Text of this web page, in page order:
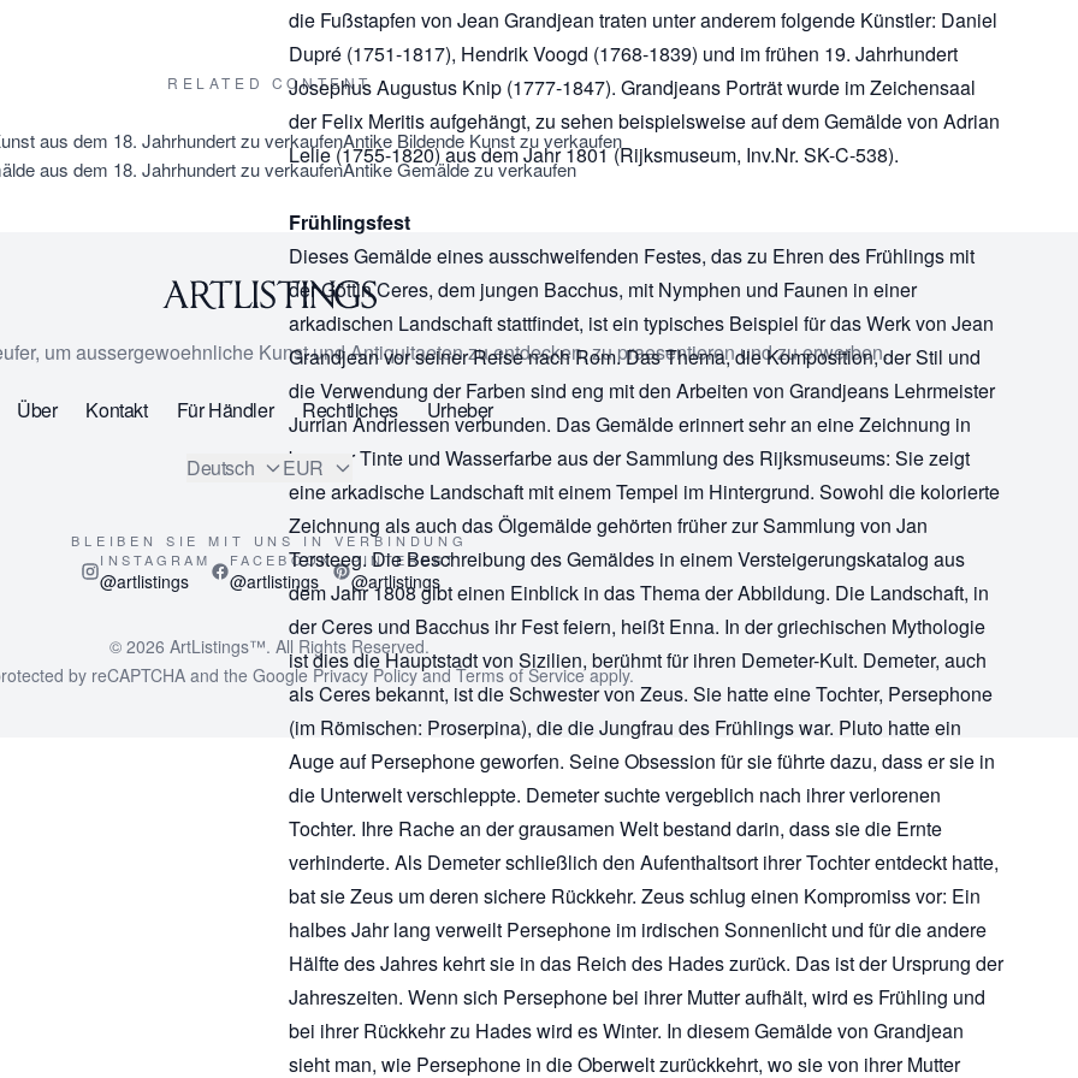
die Fußstapfen von Jean Grandjean traten unter anderem folgende Künstler: Daniel
Dupré (1751-1817), Hendrik Voogd (1768-1839) und im frühen 19. Jahrhundert
Josephus Augustus Knip (1777-1847). Grandjeans Porträt wurde im Zeichensaal
der Felix Meritis aufgehängt, zu sehen beispielsweise auf dem Gemälde von Adrian
Lelie (1755-1820) aus dem Jahr 1801 (Rijksmuseum, Inv.Nr. SK-C-538).
Frühlingsfest
Dieses Gemälde eines ausschweifenden Festes, das zu Ehren des Frühlings mit
der Göttin Ceres, dem jungen Bacchus, mit Nymphen und Faunen in einer
arkadischen Landschaft stattfindet, ist ein typisches Beispiel für das Werk von Jean
Grandjean vor seiner Reise nach Rom. Das Thema, die Komposition, der Stil und
die Verwendung der Farben sind eng mit den Arbeiten von Grandjeans Lehrmeister
Jurrian Andriessen verbunden. Das Gemälde erinnert sehr an eine Zeichnung in
brauner Tinte und Wasserfarbe aus der Sammlung des Rijksmuseums: Sie zeigt
eine arkadische Landschaft mit einem Tempel im Hintergrund. Sowohl die kolorierte
Zeichnung als auch das Ölgemälde gehörten früher zur Sammlung von Jan
Tersteeg. Die Beschreibung des Gemäldes in einem Versteigerungskatalog aus
dem Jahr 1808 gibt einen Einblick in das Thema der Abbildung. Die Landschaft, in
der Ceres und Bacchus ihr Fest feiern, heißt Enna. In der griechischen Mythologie
ist dies die Hauptstadt von Sizilien, berühmt für ihren Demeter-Kult. Demeter, auch
als Ceres bekannt, ist die Schwester von Zeus. Sie hatte eine Tochter, Persephone
(im Römischen: Proserpina), die die Jungfrau des Frühlings war. Pluto hatte ein
Auge auf Persephone geworfen. Seine Obsession für sie führte dazu, dass er sie in
die Unterwelt verschleppte. Demeter suchte vergeblich nach ihrer verlorenen
Tochter. Ihre Rache an der grausamen Welt bestand darin, dass sie die Ernte
verhinderte. Als Demeter schließlich den Aufenthaltsort ihrer Tochter entdeckt hatte,
bat sie Zeus um deren sichere Rückkehr. Zeus schlug einen Kompromiss vor: Ein
halbes Jahr lang verweilt Persephone im irdischen Sonnenlicht und für die andere
Hälfte des Jahres kehrt sie in das Reich des Hades zurück. Das ist der Ursprung der
Jahreszeiten. Wenn sich Persephone bei ihrer Mutter aufhält, wird es Frühling und
bei ihrer Rückkehr zu Hades wird es Winter. In diesem Gemälde von Grandjean
sieht man, wie Persephone in die Oberwelt zurückkehrt, wo sie von ihrer Mutter
RELATED CONTENT
aus dem 18. Jahrhundert zu verkaufenAntike Bildende Kunst zu verkaufen
aus dem 18. Jahrhundert zu verkaufenAntike Gemälde zu verkaufen
um aussergewoehnliche Kunst und Antiquitaeten zu entdecken, zu praesentieren und zu erwerben.
Über Kontakt Für Händler Rechtliches Urheber
Deutsch EUR
BLEIBEN SIE MIT UNS IN VERBINDUNG
INSTAGRAM
@artlistings
FACEBOOK
@artlistings
PINTEREST
@artlistings
© 2026 ArtListings™. All Rights Reserved.
by reCAPTCHA and the Google Privacy PolicyandTerms of Serviceapply.